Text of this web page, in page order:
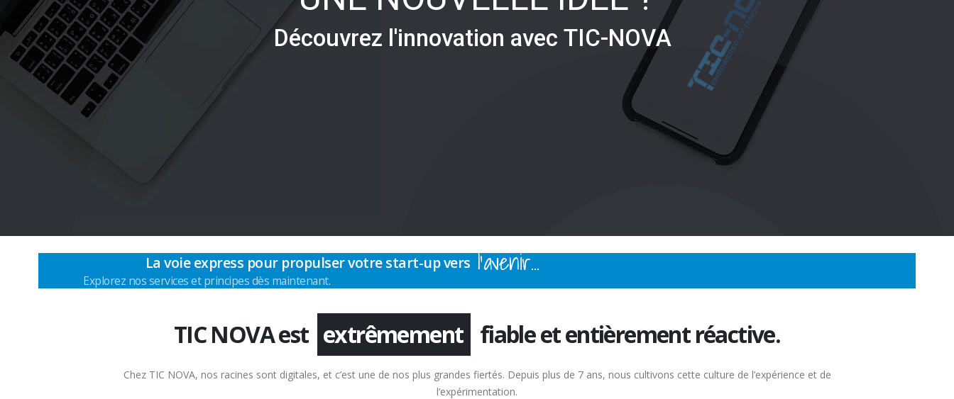
Découvrez l'innovation avec TIC-NOVA
La voie express pour propulser votre start-up vers l’avenir…
Explorez nos services et principes dès maintenant.
TIC NOVA est extrêmement fiable et entièrement réactive.
Chez TIC NOVA, nos racines sont digitales, et c’est une de nos plus grandes fiertés. Depuis plus de 7 ans, nous cultivons cette culture de l’expérience et de
l’expérimentation.